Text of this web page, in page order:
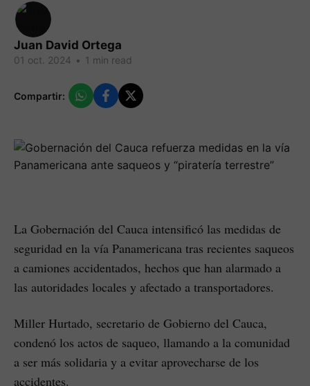
Juan David Ortega
01 oct. 2024 • 1 min read
Compartir:
La Gobernación del Cauca intensificó las medidas de
seguridad en la vía Panamericana tras recientes saqueos
a camiones accidentados, hechos que han alarmado a
las autoridades locales y afectado a transportadores.
Miller Hurtado, secretario de Gobierno del Cauca,
condenó los actos de saqueo, llamando a la comunidad
a ser más solidaria y a evitar aprovecharse de los
accidentes.